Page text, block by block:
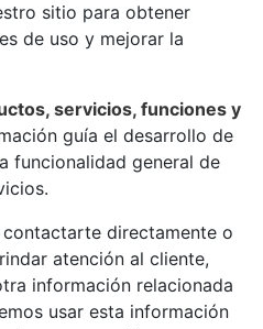
sitio para obtener
de uso y mejorar la
servicios, funciones y
guía el desarrollo de
funcionalidad general de
contactarte directamente o
atención al cliente,
información relacionada
usar esta información